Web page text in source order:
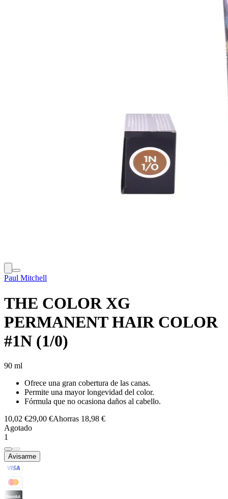
Paul Mitchell
THE COLOR XG
PERMANENT HAIR COLOR
#1N (1/0)
90 ml
Ofrece una gran cobertura de las canas.
Permite una mayor longevidad del color.
Fórmula que no ocasiona daños al cabello.
10,02 €29,00 €Ahorras 18,98 €
Agotado
1
Avisarme